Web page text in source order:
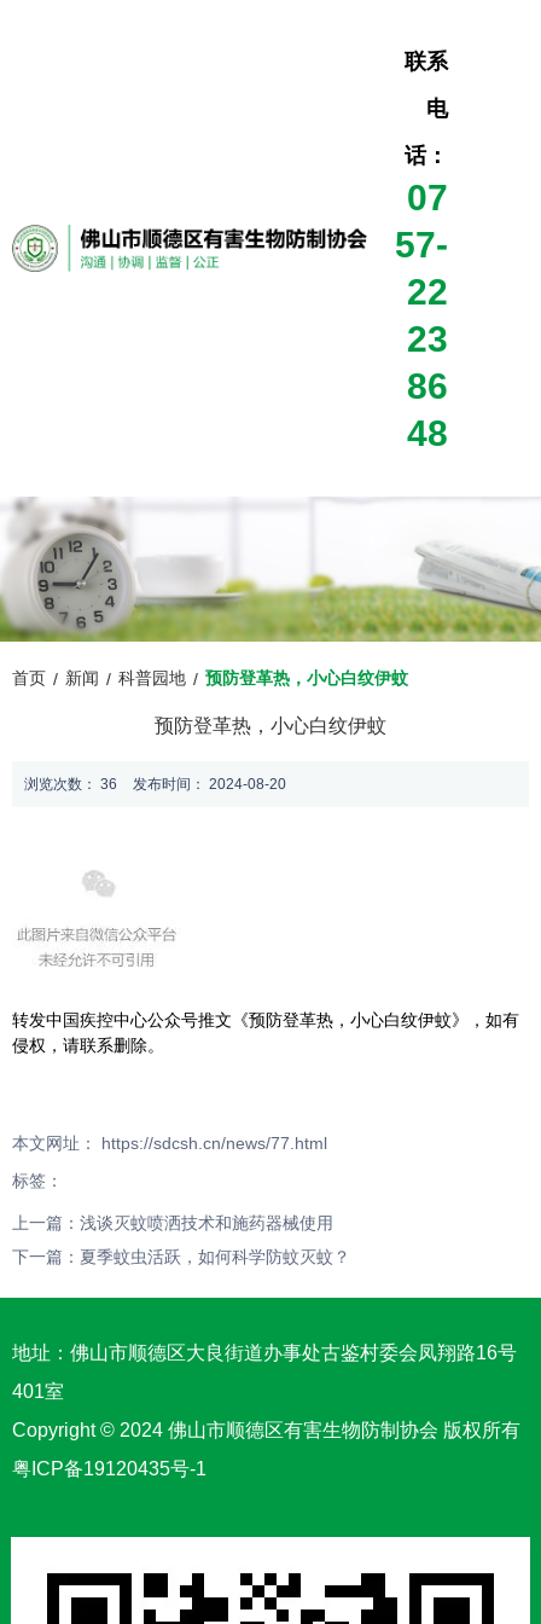
联系
电
话：
07
57-
22
23
86
48
首页 / 新闻 / 科普园地 / 预防登革热，小心白纹伊蚊
预防登革热，小心白纹伊蚊
浏览次数： 36 发布时间： 2024-08-20
转发中国疾控中心公众号推文《预防登革热，小心白纹伊蚊》，如有
侵权，请联系删除。
本文网址： https://sdcsh.cn/news/77.html
标签：
上一篇： 浅谈灭蚊喷洒技术和施药器械使用
下一篇： 夏季蚊虫活跃，如何科学防蚊灭蚊？
地址：佛山市顺德区大良街道办事处古鉴村委会凤翔路16号
401室
Copyright © 2024 佛山市顺德区有害生物防制协会 版权所有
粤ICP备19120435号-1